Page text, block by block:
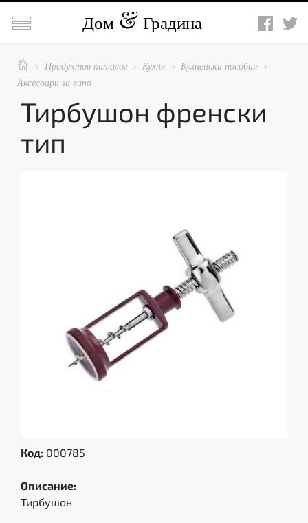
 Дом Градина
  Продуктов каталог  Кухня  Кухненски пособия 
Аксесоари за вино
Тирбушон френски
тип
Код: 000785
Описание:
Тирбушон